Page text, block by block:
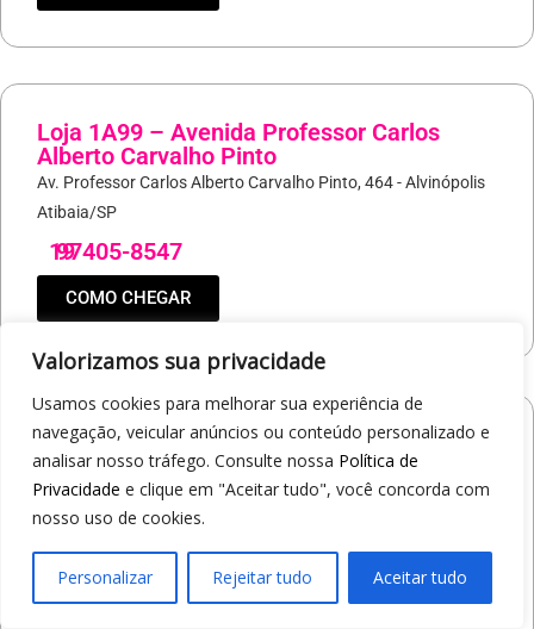
Valorizamos sua privacidade
Usamos cookies para melhorar sua experiência de
navegação, veicular anúncios ou conteúdo personalizado e
analisar nosso tráfego. Consulte nossa Política de
Privacidade e clique em "Aceitar tudo", você concorda com
nosso uso de cookies.
Personalizar Rejeitar tudo Aceitar tudo
Loja 1A99 – Avenida Professor Carlos
Alberto Carvalho Pinto
Av. Professor Carlos Alberto Carvalho Pinto, 464 - Alvinópolis
Atibaia/SP
19
97405-8547
COMO CHEGAR
Loja 1A99 – Shopping Praça Nova
Av. Carlos Pereira da Silva, 6000 - Jardim Guanabara
Araçatuba/SP
COMO CHEGAR